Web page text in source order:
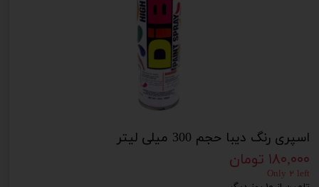
اسپری رنگ دیبا حجم 300 میلی لیتر
۱۸۰,۰۰۰ تومان
Only ۲ left